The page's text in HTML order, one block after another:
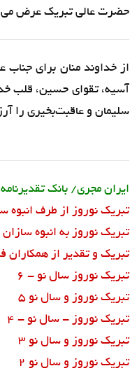
حضرت عالی تبریک عرض می
از خداوند منان برای
آسیه، تقوای حسین، قلب
سلیمان و عاقبت‌‌بخیری را
ایران مجری/ بانک
تبریک نوروز از طرف انبوه
تبریک نوروز به انبوه سازان
تبریک و تقدیر از
تبریک نوروز سال نو - 6
تبریک نوروز و سال نو 5
تبریک نوروز - سال نو - 4
تبریک نوروز و سال نو 3
تبریک نوروز و سال نو 2